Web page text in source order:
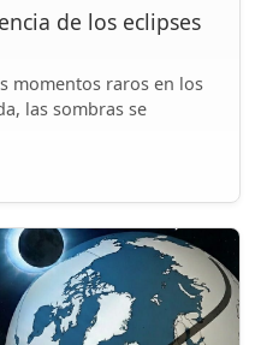
de los eclipses
momentos raros en los
las sombras se